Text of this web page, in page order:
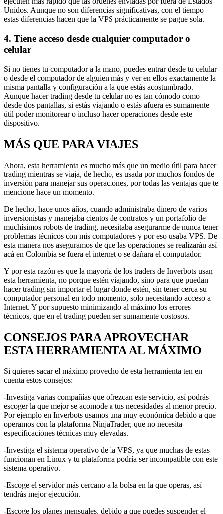
Unidos. Aunque no son diferencias significativas, con el tiempo
estas diferencias hacen que la VPS prácticamente se pague sola.
4. Tiene acceso desde cualquier computador o
celular
Si no tienes tu computador a la mano, puedes entrar desde tu celular
o desde el computador de alguien más y ver en ellos exactamente la
misma pantalla y configuración a la que estás acostumbrado.
Aunque hacer trading desde tu celular no es tan cómodo como
desde dos pantallas, si estás viajando o estás afuera es sumamente
útil poder monitorear o incluso hacer operaciones desde este
dispositivo.
MÁS QUE PARA VIAJES
Ahora, esta herramienta es mucho más que un medio útil para hacer
trading mientras se viaja, de hecho, es usada por muchos fondos de
inversión para manejar sus operaciones, por todas las ventajas que te
mencione hace un momento.
De hecho, hace unos años, cuando administraba dinero de varios
inversionistas y manejaba cientos de contratos y un portafolio de
muchísimos robots de trading, necesitaba asegurarme de nunca tener
problemas técnicos con mis computadores y por eso usaba VPS. De
esta manera nos aseguramos de que las operaciones se realizarán así
acá en Colombia se fuera el internet o se dañara el computador.
Y por esta razón es que la mayoría de los traders de Inverbots usan
esta herramienta, no porque estén viajando, sino para que puedan
hacer trading sin importar el lugar donde estén, sin tener cerca su
computador personal en todo momento, solo necesitando acceso a
Internet. Y por supuesto minimizando al máximo los errores
técnicos, que en el trading pueden ser sumamente costosos.
CONSEJOS PARA APROVECHAR
ESTA HERRAMIENTA AL MÁXIMO
Si quieres sacar el máximo provecho de esta herramienta ten en
cuenta estos consejos:
-Investiga varias compañías que ofrezcan este servicio, así podrás
escoger la que mejor se acomode a tus necesidades al menor precio.
Por ejemplo en Inverbots usamos una muy económica debido a que
operamos con la plataforma NinjaTrader, que no necesita
especificaciones técnicas muy elevadas.
-Investiga el sistema operativo de la VPS, ya que muchas de estas
funcionan en Linux y tu plataforma podría ser incompatible con este
sistema operativo.
-Escoge el servidor más cercano a la bolsa en la que operas, así
tendrás mejor ejecución.
-Escoge los planes mensuales, debido a que puedes suspender el